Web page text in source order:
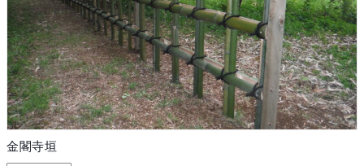
金閣寺垣